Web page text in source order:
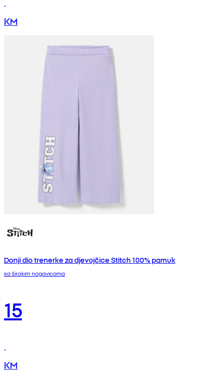
KM
Donji dio trenerke za djevojčice Stitch 100% pamuk
sa širokim nogavicama
15
KM